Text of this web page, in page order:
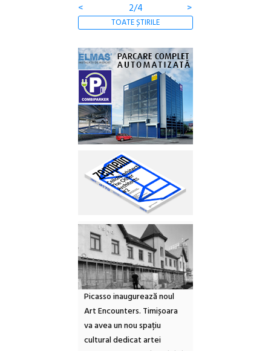
<
2/4 >
TOATE ȘTIRILE
Picasso inaugurează noul
Art Encounters. Timișoara
va avea un nou spațiu
cultural dedicat artei